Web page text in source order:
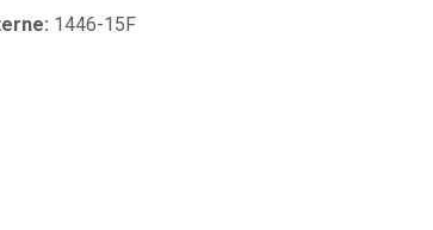
1446-15F